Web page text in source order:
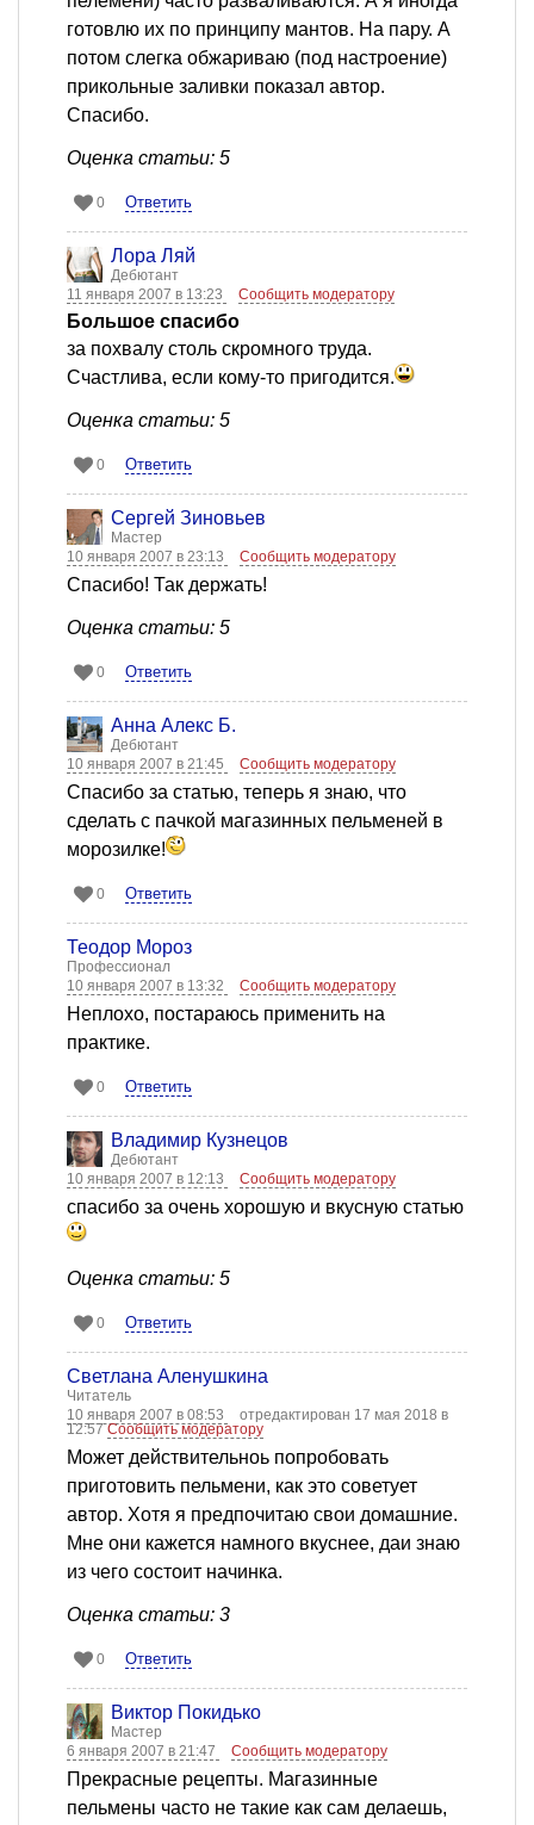
готовлю их по принципу мантов. На пару. А
потом слегка обжариваю (под настроение)
прикольные заливки показал автор.
Спасибо.
Оценка статьи: 5
0 Ответить
Лора Ляй
Дебютант
11 января 2007 в 13:23
Сообщить модератору
Большое спасибо
за похвалу столь скромного труда.
Счастлива, если кому-то пригодится.
Оценка статьи: 5
0 Ответить
Сергей Зиновьев
Мастер
10 января 2007 в 23:13
Сообщить модератору
Спасибо! Так держать!
Оценка статьи: 5
0 Ответить
Анна Алекс Б.
Дебютант
10 января 2007 в 21:45
Сообщить модератору
Спасибо за статью, теперь я знаю, что
сделать с пачкой магазинных пельменей в
морозилке!
0 Ответить
Теодор Мороз
Профессионал
10 января 2007 в 13:32
Сообщить модератору
Неплохо, постараюсь применить на
практике.
0 Ответить
Владимир Кузнецов
Дебютант
10 января 2007 в 12:13
Сообщить модератору
спасибо за очень хорошую и вкусную статью
Оценка статьи: 5
0 Ответить
Светлана Аленушкина
Читатель
10 января 2007 в 08:53
отредактирован 17 мая 2018 в
12:57Сообщить модератору
Может действительноь попробовать
приготовить пельмени, как это советует
автор. Хотя я предпочитаю свои домашние.
Мне они кажется намного вкуснее, даи знаю
из чего состоит начинка.
Оценка статьи: 3
0 Ответить
Виктор Покидько
Мастер
6 января 2007 в 21:47
Сообщить модератору
Прекрасные рецепты. Магазинные
пельмены часто не такие как сам делаешь,